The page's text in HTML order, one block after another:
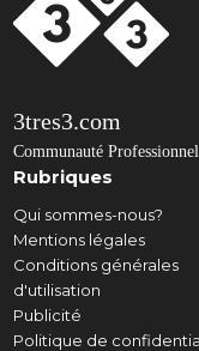
3tres3.com
Communauté
Rubriques
Qui sommes-nous?
Mentions légales
Conditions générales
d'utilisation
Publicité
Politique de